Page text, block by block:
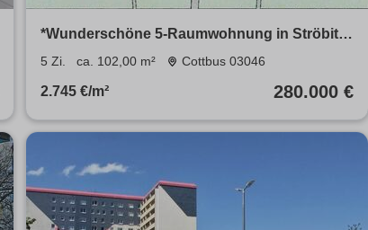
*Wunderschöne 5-Raumwohnung in Ströbitz
zu verkaufen*
5 Zi. ca. 102,00 m² Cottbus 03046
2.745 €/m² 280.000 €